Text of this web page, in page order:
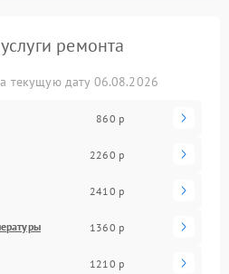
ремонта
текущую дату 06.08.2026
860 р
2260 р
2410 р
1360 р
1210 р